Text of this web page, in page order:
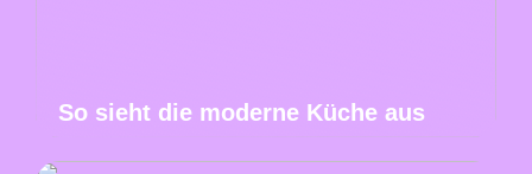
So sieht die moderne Küche aus